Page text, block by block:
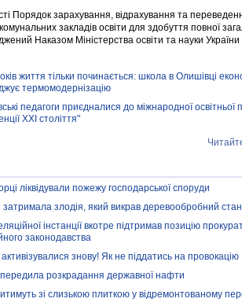
Порядок зарахування, відрахування та
закладів освіти для здобуття повної
Наказом Міністерства освіти та науки
життя тільки починається: школа в Олишівці
термомодернізацію
педагоги приєдналися до міжнародної
ХХІ століття"
ліквідували пожежу господарської споруди
затримала злодія, який викрав деревообробний
інстанції вкотре підтримав позицію
законодавства
знову! Як не піддатись на провокацію
розкрадання державної нафти
зі слизькою плиткою у відремонтованому